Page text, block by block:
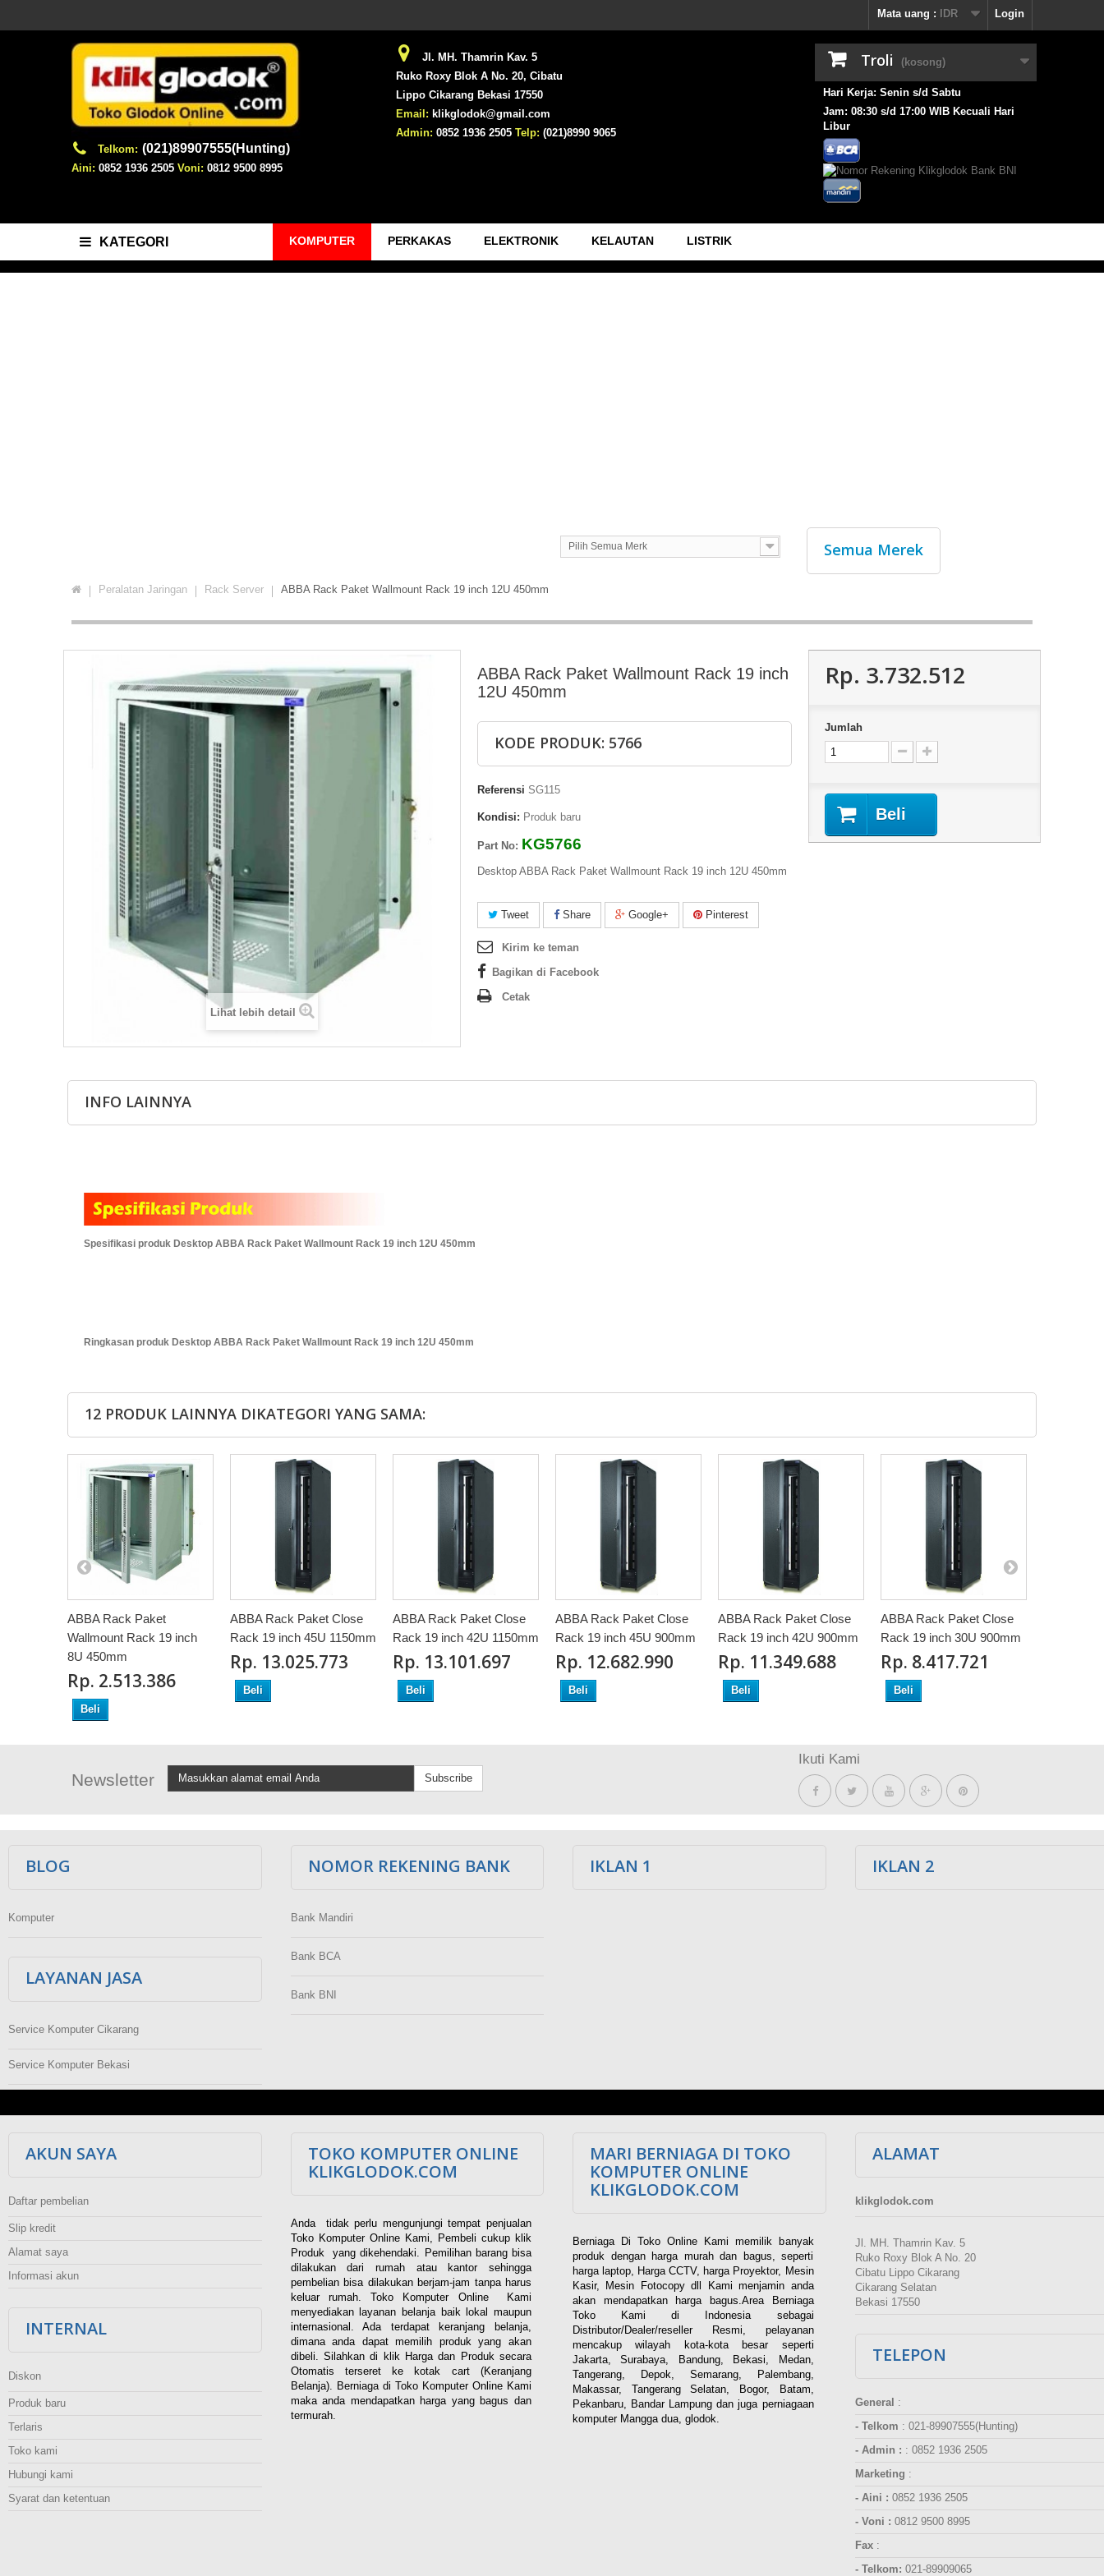
Login
Mata uang : IDR
Telkom: (021)89907555(Hunting)
Aini: 0852 1936 2505 Voni: 0812 9500 8995
Jl. MH. Thamrin Kav. 5
Ruko Roxy Blok A No. 20, Cibatu
Lippo Cikarang Bekasi 17550
Email: klikglodok@gmail.com
Admin: 0852 1936 2505 Telp: (021)8990 9065
Troli (kosong)
Hari Kerja: Senin s/d Sabtu
Jam: 08:30 s/d 17:00 WIB Kecuali Hari
Libur
KATEGORI KOMPUTER PERKAKAS ELEKTRONIK KELAUTAN LISTRIK
Pilih Semua Merk Semua Merek
Peralatan Jaringan Rack Server ABBA Rack Paket Wallmount Rack 19 inch 12U 450mm
Lihat lebih detail
ABBA Rack Paket Wallmount Rack 19 inch
12U 450mm
KODE PRODUK: 5766
Referensi SG115
Kondisi: Produk baru
Part No: KG5766
Desktop ABBA Rack Paket Wallmount Rack 19 inch 12U 450mm
Tweet Share Google+ Pinterest
Kirim ke teman
Bagikan di Facebook
Cetak
Rp‎. 3.732.512
Jumlah
Beli
INFO LAINNYA
Spesifikasi produk Desktop ABBA Rack Paket Wallmount Rack 19 inch 12U 450mm
Ringkasan produk Desktop ABBA Rack Paket Wallmount Rack 19 inch 12U 450mm
12 PRODUK LAINNYA DIKATEGORI YANG SAMA:
ABBA Rack Paket
Wallmount Rack 19 inch
8U 450mm
Rp‎. 2.513.386
Beli
ABBA Rack Paket Close
Rack 19 inch 45U 1150mm
Rp‎. 13.025.773
Beli
ABBA Rack Paket Close
Rack 19 inch 42U 1150mm
Rp‎. 13.101.697
Beli
ABBA Rack Paket Close
Rack 19 inch 45U 900mm
Rp‎. 12.682.990
Beli
ABBA Rack Paket Close
Rack 19 inch 42U 900mm
Rp‎. 11.349.688
Beli
ABBA Rack Paket Close
Rack 19 inch 30U 900mm
Rp‎. 8.417.721
Beli
Newsletter Subscribe
Ikuti Kami
BLOG
Komputer
LAYANAN JASA
Service Komputer Cikarang
Service Komputer Bekasi
NOMOR REKENING BANK
Bank Mandiri
Bank BCA
Bank BNI
IKLAN 1 IKLAN 2
AKUN SAYA
Daftar pembelian
Slip kredit
Alamat saya
Informasi akun
INTERNAL
Diskon
Produk baru
Terlaris
Toko kami
Hubungi kami
Syarat dan ketentuan
TOKO KOMPUTER ONLINE
KLIKGLODOK.COM
Anda tidak perlu mengunjungi tempat penjualan
Toko Komputer Online Kami, Pembeli cukup klik
Produk yang dikehendaki. Pemilihan barang bisa
dilakukan dari rumah atau kantor sehingga
pembelian bisa dilakukan berjam-jam tanpa harus
keluar rumah. Toko Komputer Online Kami
menyediakan layanan belanja baik lokal maupun
internasional. Ada terdapat keranjang belanja,
dimana anda dapat memilih produk yang akan
dibeli. Silahkan di klik Harga dan Produk secara
Otomatis terseret ke kotak cart (Keranjang
Belanja). Berniaga di Toko Komputer Online Kami
maka anda mendapatkan harga yang bagus dan
termurah.
MARI BERNIAGA DI TOKO
KOMPUTER ONLINE
KLIKGLODOK.COM
Berniaga Di Toko Online Kami memilik banyak
produk dengan harga murah dan bagus, seperti
harga laptop, Harga CCTV, harga Proyektor, Mesin
Kasir, Mesin Fotocopy dll Kami menjamin anda
akan mendapatkan harga bagus.Area Berniaga
Toko Kami di Indonesia sebagai
Distributor/Dealer/reseller Resmi, pelayanan
mencakup wilayah kota-kota besar seperti
Jakarta, Surabaya, Bandung, Bekasi, Medan,
Tangerang, Depok, Semarang, Palembang,
Makassar, Tangerang Selatan, Bogor, Batam,
Pekanbaru, Bandar Lampung dan juga perniagaan
komputer Mangga dua, glodok.
ALAMAT
klikglodok.com
Jl. MH. Thamrin Kav. 5
Ruko Roxy Blok A No. 20
Cibatu Lippo Cikarang
Cikarang Selatan
Bekasi 17550
TELEPON
General :
- Telkom : 021-89907555(Hunting)
- Admin : : 0852 1936 2505
Marketing :
- Aini : 0852 1936 2505
- Voni : 0812 9500 8995
Fax:
- Telkom: 021-89909065